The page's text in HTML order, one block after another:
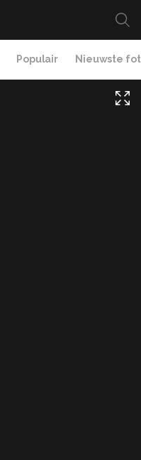
Populair Nieuwste